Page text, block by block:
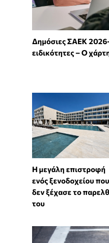
Δημόσιες ΣΑΕΚ
ειδικότητες – Ο
Η μεγάλη επιστροφή
ενός ξενοδοχείου που
δεν ξέχασε το
του